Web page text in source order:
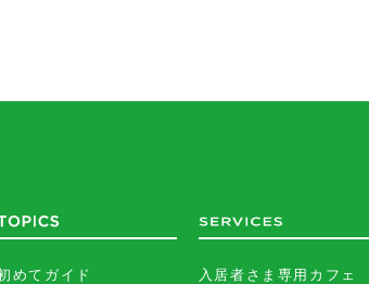
めてガイド
入居者さま専用カフェ